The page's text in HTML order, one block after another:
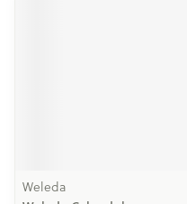
Weleda